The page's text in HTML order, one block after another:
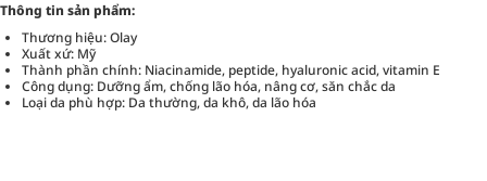
Thông tin sản phẩm:
Thương hiệu: Olay
Xuất xứ: Mỹ
Thành phần chính: Niacinamide, peptide, hyaluronic acid, vitamin E
Công dụng: Dưỡng ẩm, chống lão hóa, nâng cơ, săn chắc da
Loại da phù hợp: Da thường, da khô, da lão hóa